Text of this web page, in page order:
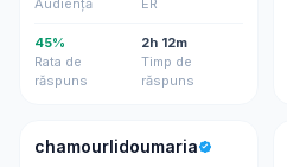
Audiență
ER
45%
Rata de
răspuns
2h 12m
Timp de
răspuns
C
chamourlidoumaria